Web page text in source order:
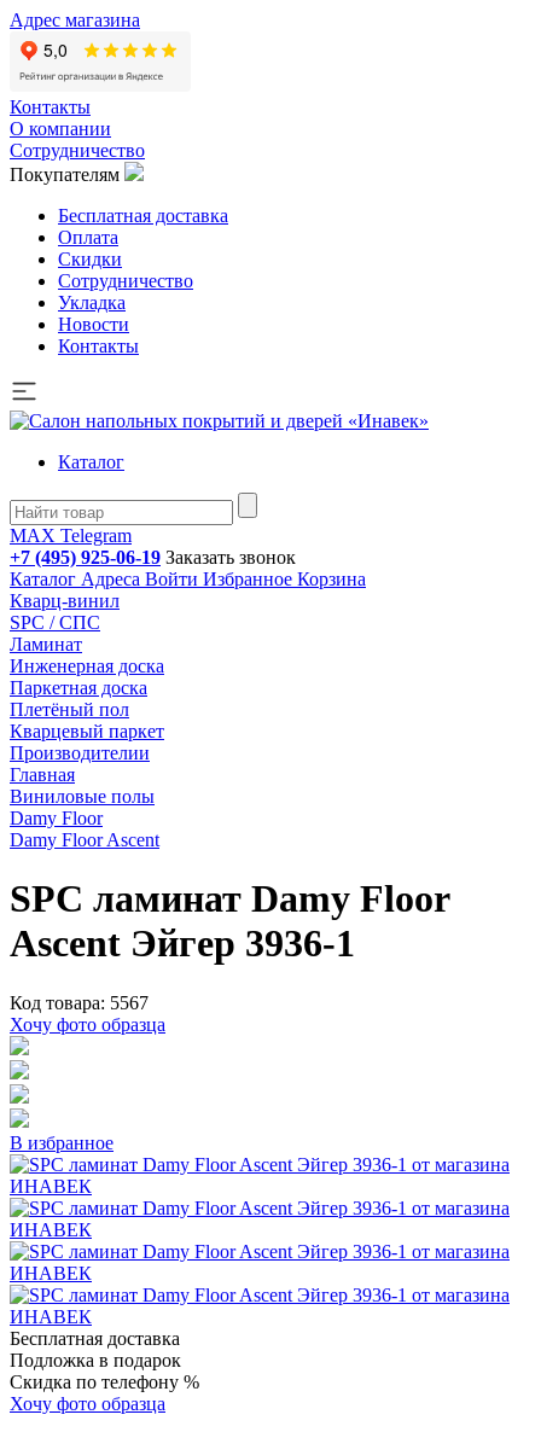
Адрес магазина
Контакты
О компании
Сотрудничество
Покупателям
Бесплатная доставка
Оплата
Скидки
Сотрудничество
Укладка
Новости
Контакты
Каталог
MAX Telegram
+7 (495) 925-06-19 Заказать звонок
Каталог Адреса Войти Избранное Корзина
Кварц-винил
SPC / СПС
Ламинат
Инженерная доска
Паркетная доска
Плетёный пол
Кварцевый паркет
Производителии
Главная
Виниловые полы
Damy Floor
Damy Floor Ascent
SPC ламинат Damy Floor
Ascent Эйгер 3936-1
Код товара: 5567
Хочу фото образца
В избранное
Бесплатная доставка
Подложка в подарок
Скидка по телефону %
Хочу фото образца